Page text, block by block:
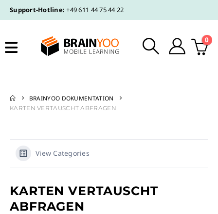
Support-Hotline: +49 611 44 75 44 22
0
BRAINYOO DOKUMENTATION
KARTEN VERTAUSCHT ABFRAGEN
View Categories
KARTEN VERTAUSCHT
ABFRAGEN